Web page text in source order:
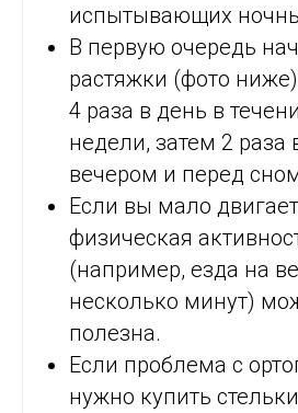
испытывающих
В первую очередь
растяжки (фото
4 раза в день в
недели, затем 2 раза
вечером и перед
Если вы мало
физическая
(например, езда на
несколько минут)
полезна.
Если проблема с
нужно купить